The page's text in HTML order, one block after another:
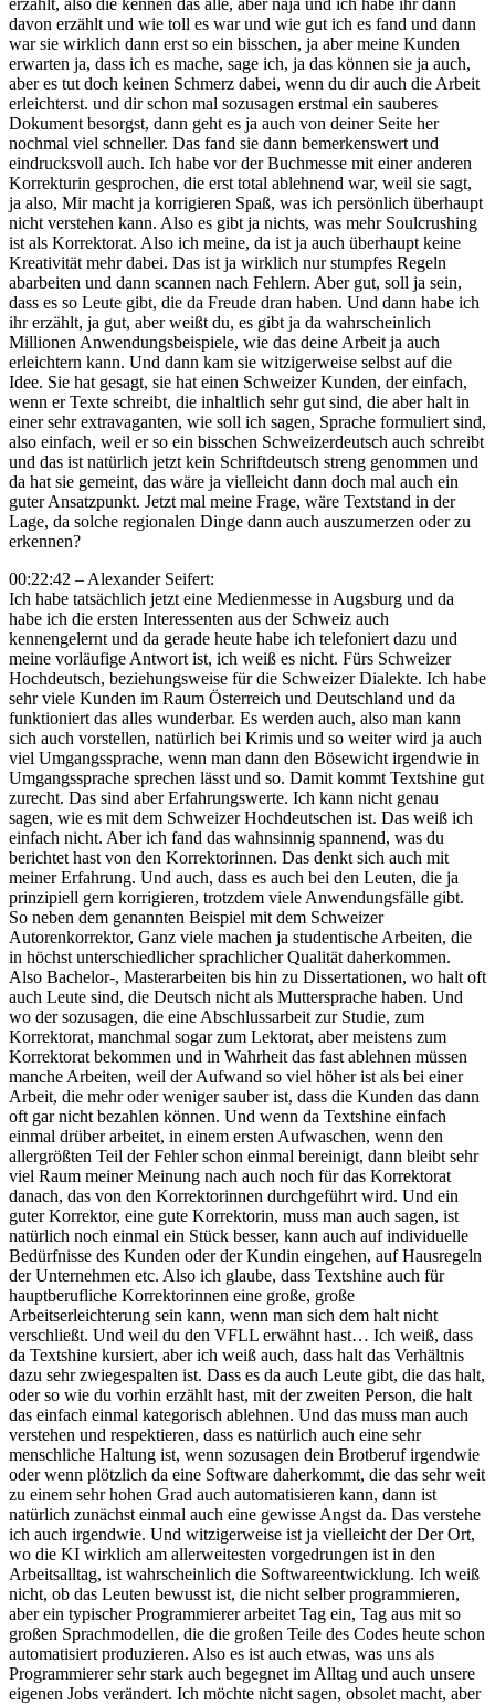
davon erzählt und wie toll es war und wie gut ich es fand und dann
war sie wirklich dann erst so ein bisschen, ja aber meine Kunden
erwarten ja, dass ich es mache, sage ich, ja das können sie ja auch,
aber es tut doch keinen Schmerz dabei, wenn du dir auch die Arbeit
erleichterst. und dir schon mal sozusagen erstmal ein sauberes
Dokument besorgst, dann geht es ja auch von deiner Seite her
nochmal viel schneller. Das fand sie dann bemerkenswert und
eindrucksvoll auch. Ich habe vor der Buchmesse mit einer anderen
Korrekturin gesprochen, die erst total ablehnend war, weil sie sagt,
ja also, Mir macht ja korrigieren Spaß, was ich persönlich überhaupt
nicht verstehen kann. Also es gibt ja nichts, was mehr Soulcrushing
ist als Korrektorat. Also ich meine, da ist ja auch überhaupt keine
Kreativität mehr dabei. Das ist ja wirklich nur stumpfes Regeln
abarbeiten und dann scannen nach Fehlern. Aber gut, soll ja sein,
dass es so Leute gibt, die da Freude dran haben. Und dann habe ich
ihr erzählt, ja gut, aber weißt du, es gibt ja da wahrscheinlich
Millionen Anwendungsbeispiele, wie das deine Arbeit ja auch
erleichtern kann. Und dann kam sie witzigerweise selbst auf die
Idee. Sie hat gesagt, sie hat einen Schweizer Kunden, der einfach,
wenn er Texte schreibt, die inhaltlich sehr gut sind, die aber halt in
einer sehr extravaganten, wie soll ich sagen, Sprache formuliert sind,
also einfach, weil er so ein bisschen Schweizerdeutsch auch schreibt
und das ist natürlich jetzt kein Schriftdeutsch streng genommen und
da hat sie gemeint, das wäre ja vielleicht dann doch mal auch ein
guter Ansatzpunkt. Jetzt mal meine Frage, wäre Textstand in der
Lage, da solche regionalen Dinge dann auch auszumerzen oder zu
erkennen?
00:22:42 – Alexander Seifert:
Ich habe tatsächlich jetzt eine Medienmesse in Augsburg und da
habe ich die ersten Interessenten aus der Schweiz auch
kennengelernt und da gerade heute habe ich telefoniert dazu und
meine vorläufige Antwort ist, ich weiß es nicht. Fürs Schweizer
Hochdeutsch, beziehungsweise für die Schweizer Dialekte. Ich habe
sehr viele Kunden im Raum Österreich und Deutschland und da
funktioniert das alles wunderbar. Es werden auch, also man kann
sich auch vorstellen, natürlich bei Krimis und so weiter wird ja auch
viel Umgangssprache, wenn man dann den Bösewicht irgendwie in
Umgangssprache sprechen lässt und so. Damit kommt Textshine gut
zurecht. Das sind aber Erfahrungswerte. Ich kann nicht genau
sagen, wie es mit dem Schweizer Hochdeutschen ist. Das weiß ich
einfach nicht. Aber ich fand das wahnsinnig spannend, was du
berichtet hast von den Korrektorinnen. Das denkt sich auch mit
meiner Erfahrung. Und auch, dass es auch bei den Leuten, die ja
prinzipiell gern korrigieren, trotzdem viele Anwendungsfälle gibt.
So neben dem genannten Beispiel mit dem Schweizer
Autorenkorrektor, Ganz viele machen ja studentische Arbeiten, die
in höchst unterschiedlicher sprachlicher Qualität daherkommen.
Also Bachelor-, Masterarbeiten bis hin zu Dissertationen, wo halt oft
auch Leute sind, die Deutsch nicht als Muttersprache haben. Und
wo der sozusagen, die eine Abschlussarbeit zur Studie, zum
Korrektorat, manchmal sogar zum Lektorat, aber meistens zum
Korrektorat bekommen und in Wahrheit das fast ablehnen müssen
manche Arbeiten, weil der Aufwand so viel höher ist als bei einer
Arbeit, die mehr oder weniger sauber ist, dass die Kunden das dann
oft gar nicht bezahlen können. Und wenn da Textshine einfach
einmal drüber arbeitet, in einem ersten Aufwaschen, wenn den
allergrößten Teil der Fehler schon einmal bereinigt, dann bleibt sehr
viel Raum meiner Meinung nach auch noch für das Korrektorat
danach, das von den Korrektorinnen durchgeführt wird. Und ein
guter Korrektor, eine gute Korrektorin, muss man auch sagen, ist
natürlich noch einmal ein Stück besser, kann auch auf individuelle
Bedürfnisse des Kunden oder der Kundin eingehen, auf Hausregeln
der Unternehmen etc. Also ich glaube, dass Textshine auch für
hauptberufliche Korrektorinnen eine große, große
Arbeitserleichterung sein kann, wenn man sich dem halt nicht
verschließt. Und weil du den VFLL erwähnt hast… Ich weiß, dass
da Textshine kursiert, aber ich weiß auch, dass halt das Verhältnis
dazu sehr zwiegespalten ist. Dass es da auch Leute gibt, die das halt,
oder so wie du vorhin erzählt hast, mit der zweiten Person, die halt
das einfach einmal kategorisch ablehnen. Und das muss man auch
verstehen und respektieren, dass es natürlich auch eine sehr
menschliche Haltung ist, wenn sozusagen dein Brotberuf irgendwie
oder wenn plötzlich da eine Software daherkommt, die das sehr weit
zu einem sehr hohen Grad auch automatisieren kann, dann ist
natürlich zunächst einmal auch eine gewisse Angst da. Das verstehe
ich auch irgendwie. Und witzigerweise ist ja vielleicht der Der Ort,
wo die KI wirklich am allerweitesten vorgedrungen ist in den
Arbeitsalltag, ist wahrscheinlich die Softwareentwicklung. Ich weiß
nicht, ob das Leuten bewusst ist, die nicht selber programmieren,
aber ein typischer Programmierer arbeitet Tag ein, Tag aus mit so
großen Sprachmodellen, die die großen Teile des Codes heute schon
automatisiert produzieren. Also es ist auch etwas, was uns als
Programmierer sehr stark auch begegnet im Alltag und auch unsere
eigenen Jobs verändert. Ich möchte nicht sagen, obsolet macht, aber